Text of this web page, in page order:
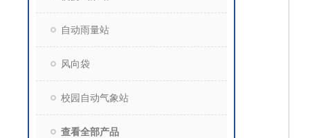
自动雨量站
风向袋
校园自动气象站
查看全部产品